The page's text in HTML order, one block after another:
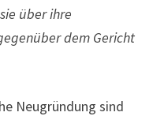
über ihre
dem Gericht
Neu­grün­dung sind